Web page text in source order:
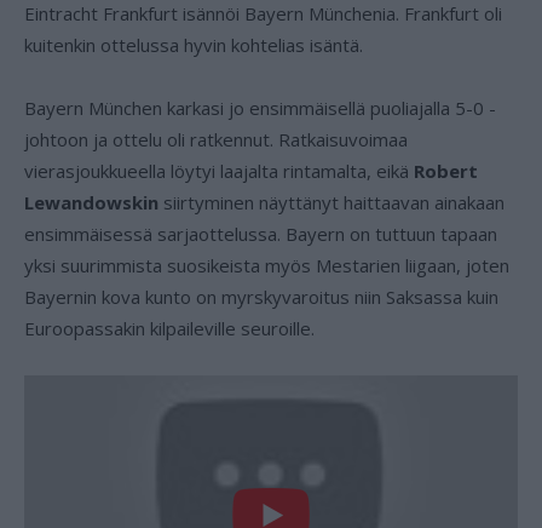
Eintracht Frankfurt isännöi Bayern Münchenia. Frankfurt oli
kuitenkin ottelussa hyvin kohtelias isäntä.
Bayern München karkasi jo ensimmäisellä puoliajalla 5-0 -
johtoon ja ottelu oli ratkennut. Ratkaisuvoimaa
vierasjoukkueella löytyi laajalta rintamalta, eikä Robert
Lewandowskin siirtyminen näyttänyt haittaavan ainakaan
ensimmäisessä sarjaottelussa. Bayern on tuttuun tapaan
yksi suurimmista suosikeista myös Mestarien liigaan, joten
Bayernin kova kunto on myrskyvaroitus niin Saksassa kuin
Euroopassakin kilpaileville seuroille.